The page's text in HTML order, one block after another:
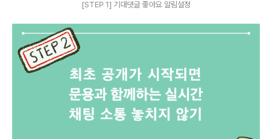
[STEP 1] 기대댓글 좋아요 알림설정